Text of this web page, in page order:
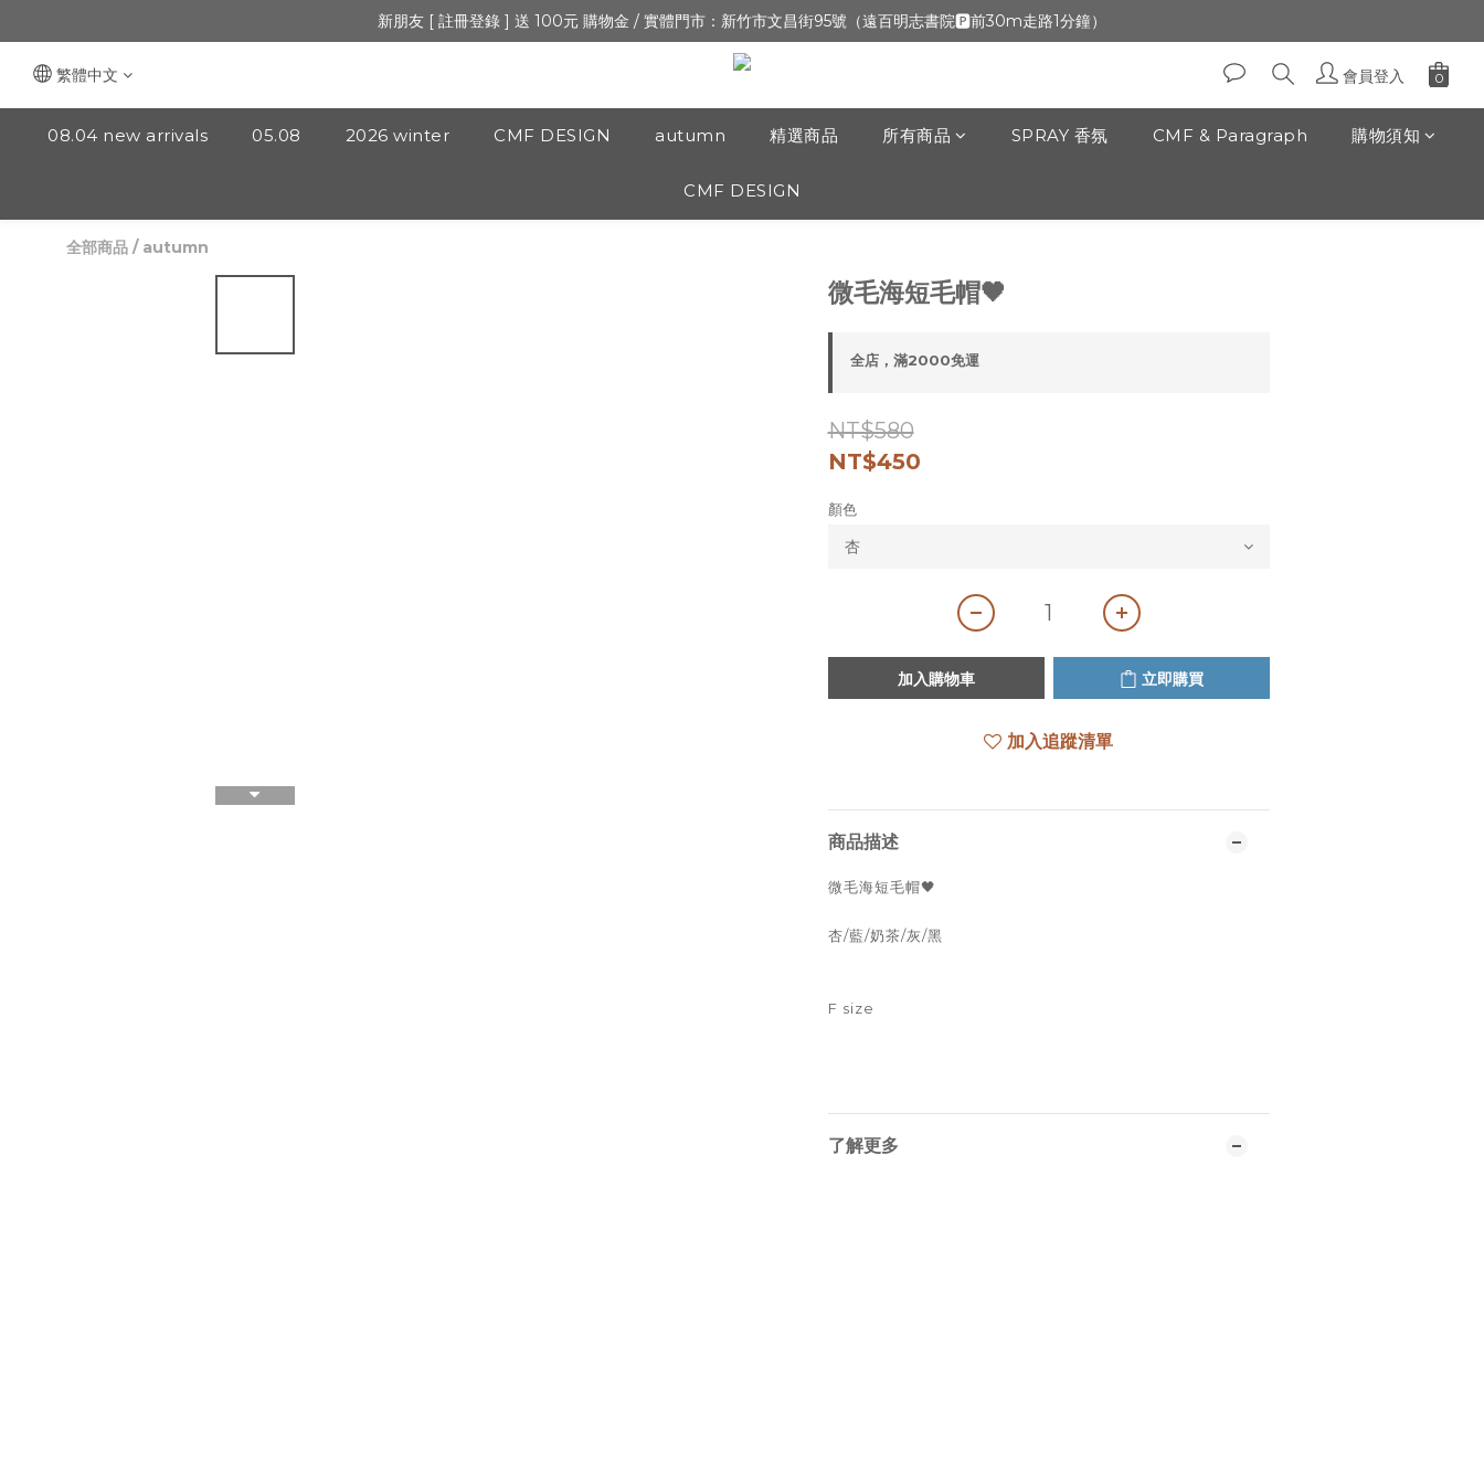
🔺「會員制」新開張,加入會員,全通路可累積紅利 >登入官網 > 個人資訊 > 填寫正確「生日」收生日禮金
新朋友 [ 註冊登錄 ] 送 100元 購物金 / 實體門市：新竹市文昌街95號（遠百明志書院🅿️前30m走路1分鐘）
🔺「會員制」新開張,加入會員,全通路可累積紅利 >登入官網 > 個人資訊 > 填寫正確「生日」收生日禮金
繁體中文 會員登入
08.04 new arrivals 05.08 2026 winter CMF DESIGN autumn 精選商品 所有商品 SPRAY 香氛 CMF & Paragraph 購物須知
CMF DESIGN
全部商品 / autumn
微毛海短毛帽🖤
全店，滿2000免運
NT$580
NT$450
顏色
加入購物車 立即購買
加入追蹤清單
商品描述
微毛海短毛帽🖤
杏/藍/奶茶/灰/黑
F size
了解更多